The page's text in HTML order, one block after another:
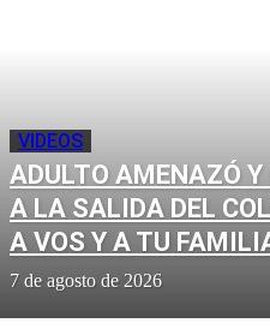
VIDEOS
ADULTO AMENAZÓ
A LA SALIDA DEL
A VOS Y A TU
7 de agosto de 2026